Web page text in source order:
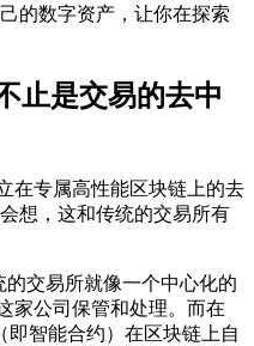
的数字资产，让你在探索
止是交易的去中
在专属高性能区块链上的去
想，这和传统的交易所有
的交易所就像一个中心化的
家公司保管和处理。而在
即智能合约）在区块链上自